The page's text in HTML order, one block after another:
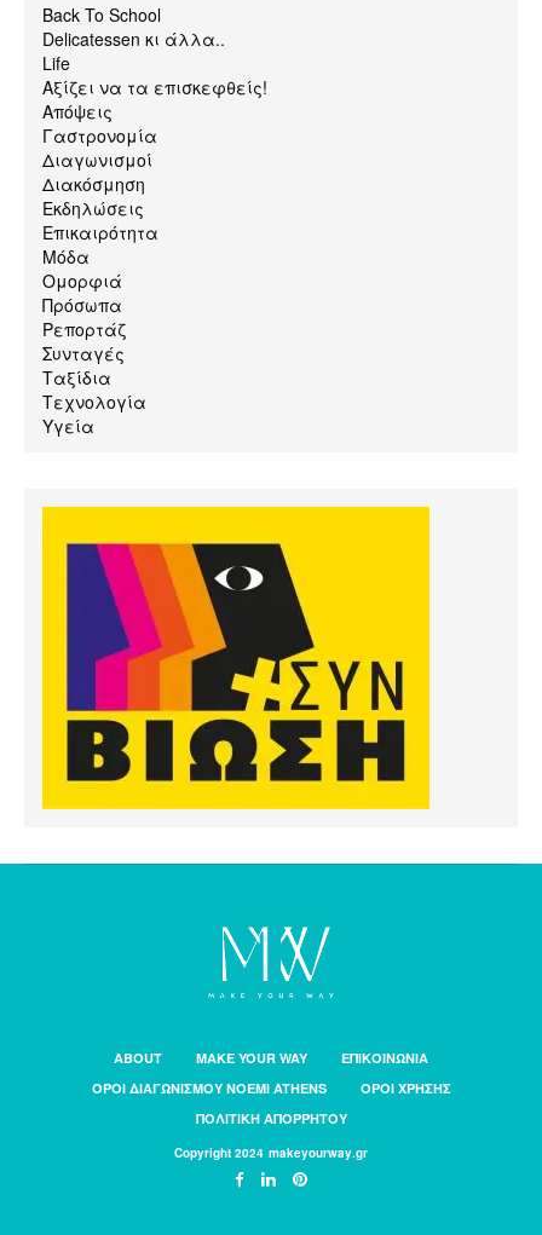
Back To School
Delicatessen κι άλλα..
Life
Αξίζει να τα επισκεφθείς!
Απόψεις
Γαστρονομία
Διαγωνισμοί
Διακόσμηση
Εκδηλώσεις
Επικαιρότητα
Μόδα
Ομορφιά
Πρόσωπα
Ρεπορτάζ
Συνταγές
Ταξίδια
Τεχνολογία
Υγεία
ABOUT MAKE YOUR WAY
ΕΠΙΚΟΙΝΩΝΙΑ
ΟΡΟΙ ΔΙΑΓΩΝΙΣΜΟΥ NOEMI ATHENS
ΟΡΟΙ ΧΡΗΣΗΣ
ΠΟΛΙΤΙΚΗ ΑΠΟΡΡΗΤΟΥ
Copyright 2024 makeyourway.gr